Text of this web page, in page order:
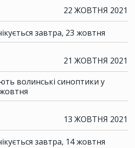
22 ЖОВТНЯ 2021
завтра, 23 жовтня
21 ЖОВТНЯ 2021
волинські синоптики у
13 ЖОВТНЯ 2021
завтра, 14 жовтня